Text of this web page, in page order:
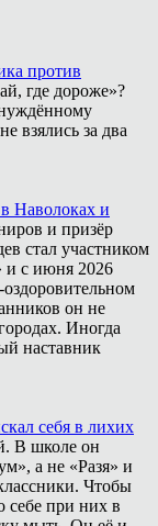
против
где дороже»?
взялись за два
Наволоках и
и призёр
стал участником
и с июня 2026
оздоровительном
он не
Иногда
наставник
себя в лихих
В школе он
а не «Разя» и
Чтобы
себе при них в